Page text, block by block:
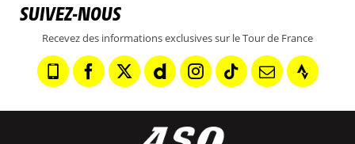
SUIVEZ-NOUS
Recevez des informations exclusives sur le Tour de France